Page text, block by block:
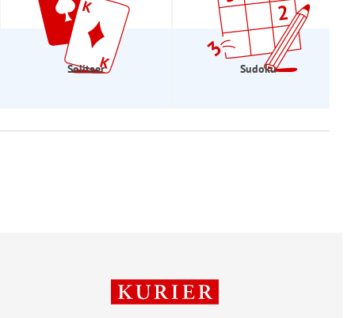
Solitaer Sudoku